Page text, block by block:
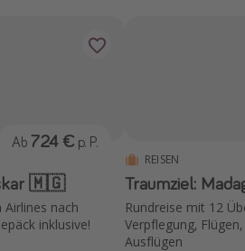
🇲🇬
nach
inklusive!
Ab 724 € p. P.
REISEN
Traumziel:
Rundreise mit 12
Verpflegung,
Ausflügen